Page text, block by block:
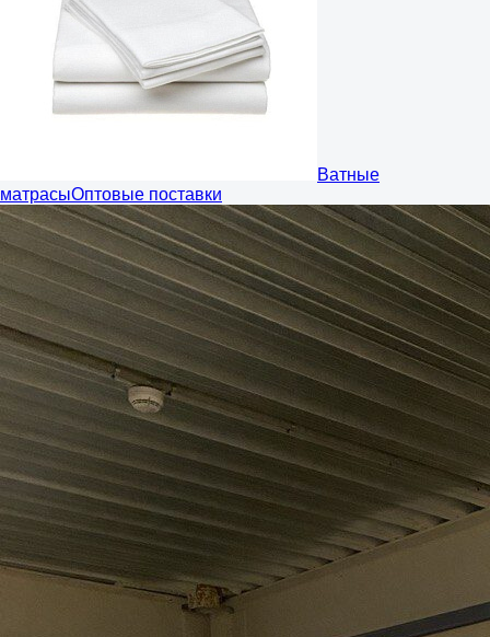
Ватные
матрасыОптовые поставки